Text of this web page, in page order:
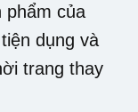
phẩm của
dụng và
trang thay